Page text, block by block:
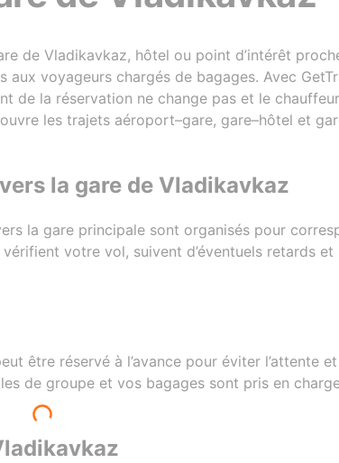
de Vladikavkaz, hôtel ou point d’intérêt
voyageurs chargés de bagages. Avec
de la réservation ne change pas et le
les trajets aéroport–gare, gare–hôtel et
la gare de Vladikavkaz
la gare principale sont organisés pour
votre vol, suivent d’éventuels retards et
être réservé à l’avance pour éviter l’attente
de groupe et vos bagages sont pris en